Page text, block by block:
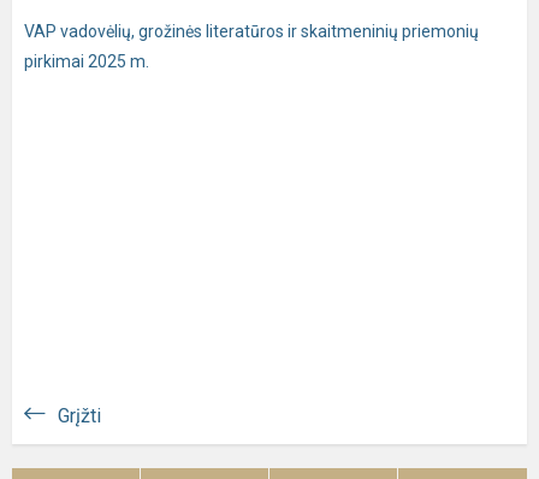
VAP vadovėlių, grožinės literatūros ir skaitmeninių priemonių
pirkimai 2025 m.
Grįžti